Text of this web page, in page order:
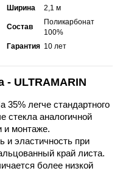
Ширина 2,1 м
Состав
Поликарбонат
100%
Гарантия 10 лет
ULTRAMARIN
35% легче стандартного
стекла аналогичной
и монтаже.
и эластичность при
край листа.
более низкой